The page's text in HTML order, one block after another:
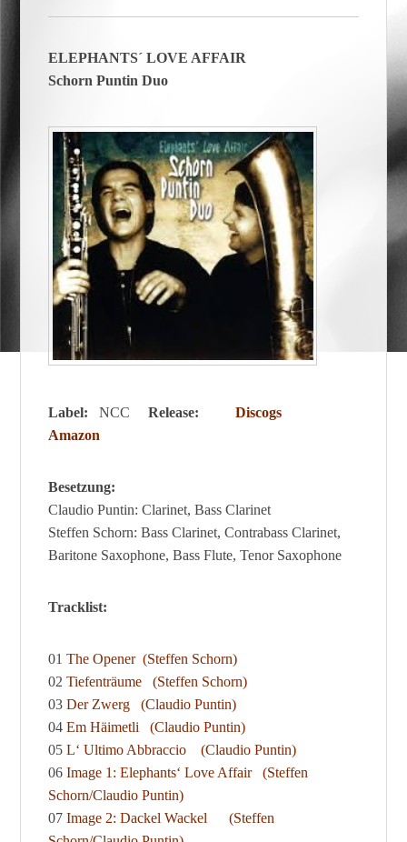
ELEPHANTS´ LOVE AFFAIR
Schorn Puntin Duo
Label: NCC Release:Discogs
Amazon
Besetzung:
Claudio Puntin:Clarinet, Bass Clarinet
Steffen Schorn:Bass Clarinet, Contrabass Clarinet,
Baritone Saxophone, Bass Flute, Tenor Saxophone
Tracklist:
01The Opener (Steffen Schorn)
02Tiefenträume(Steffen Schorn)
03Der Zwerg (Claudio Puntin)
04Em Häimetli(Claudio Puntin)
05L‘ Ultimo Abbraccio(Claudio Puntin)
06Image 1: Elephants‘ Love Affair(Steffen
Schorn/Claudio Puntin)
07Image 2: Dackel Wackel
(Steffen